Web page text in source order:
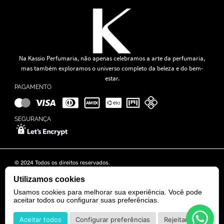
Na Kassio Perfumaria, não apenas celebramos a arte da perfumaria,
mas também exploramos o universo completo da beleza e do bem-
estar.
PAGAMENTO
SEGURANÇA
© 2024 Todos os direitos reservados.
Rua Tapajós n° 481- Edifício B&B Business - 7° Andar - Vila Brasília -
POWERED BY DEVELOPED BY
Utilizamos cookies
Usamos cookies para melhorar sua experiência. Você pode
aceitar todos ou configurar suas preferências.
Aceitar todos Configurar preferências Rejeitar